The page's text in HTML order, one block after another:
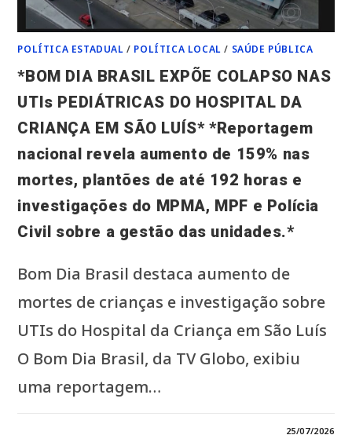
POLÍTICA ESTADUAL / POLÍTICA LOCAL / SAÚDE PÚBLICA
*BOM DIA BRASIL EXPÕE COLAPSO NAS
UTIs PEDIÁTRICAS DO HOSPITAL DA
CRIANÇA EM SÃO LUÍS* *Reportagem
nacional revela aumento de 159% nas
mortes, plantões de até 192 horas e
investigações do MPMA, MPF e Polícia
Civil sobre a gestão das unidades.*
Bom Dia Brasil destaca aumento de
mortes de crianças e investigação sobre
UTIs do Hospital da Criança em São Luís
O Bom Dia Brasil, da TV Globo, exibiu
uma reportagem…
25/07/2026